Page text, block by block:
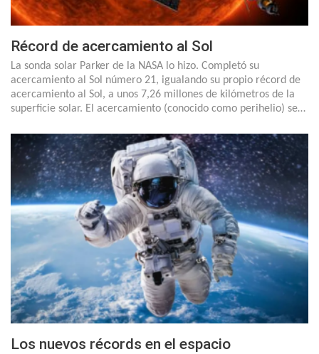
Récord de acercamiento al Sol
La sonda solar Parker de la NASA lo hizo. Completó su
acercamiento al Sol número 21, igualando su propio récord de
acercamiento al Sol, a unos 7,26 millones de kilómetros de la
superficie solar. El acercamiento (conocido como perihelio) se…
Los nuevos récords en el espacio